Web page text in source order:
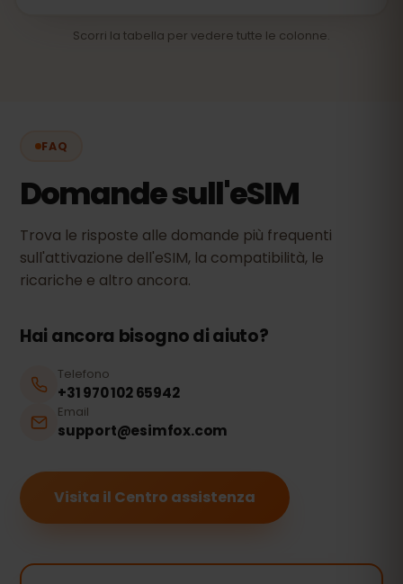
Scorri la tabella per vedere tutte le colonne.
FAQ
Domande sull'eSIM
Trova le risposte alle domande più frequenti
sull'attivazione dell'eSIM, la compatibilità, le
ricariche e altro ancora.
Hai ancora bisogno di aiuto?
Telefono
+31 970 102 65942
Email
support@esimfox.com
Visita il Centro assistenza